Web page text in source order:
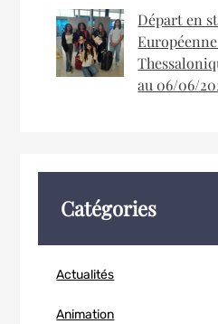
Départ en
au 06/06/
Catégories
Actualités
Animation